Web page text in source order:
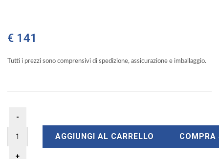
€ 141
Tutti i prezzi sono comprensivi di spedizione, assicurazione e imballaggio.
AGGIUNGI AL CARRELLO COMPRA